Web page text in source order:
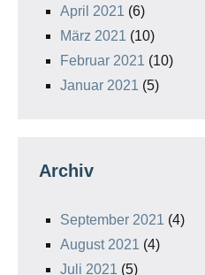
April 2021 (6)
März 2021 (10)
Februar 2021 (10)
Januar 2021 (5)
Archiv
September 2021 (4)
August 2021 (4)
Juli 2021 (5)